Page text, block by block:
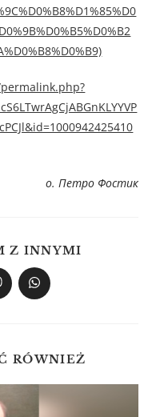
о. Петро Фостик
Z INNYMI
RÓWNIEŻ